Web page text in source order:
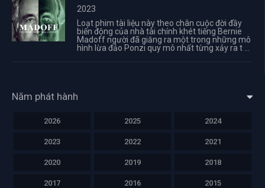
2023
Loạt phim tài liệu này theo chân cuộc đời đầy
biến động của nhà tài chính khét tiếng Bernie
Madoff người đã giăng ra một trong những mô
hình lừa đảo Ponzi quy mô nhất từng xảy ra t ...
Năm phát hành
2026 2025 2024
2023 2022 2021
2020 2019 2018
2017 2016 2015